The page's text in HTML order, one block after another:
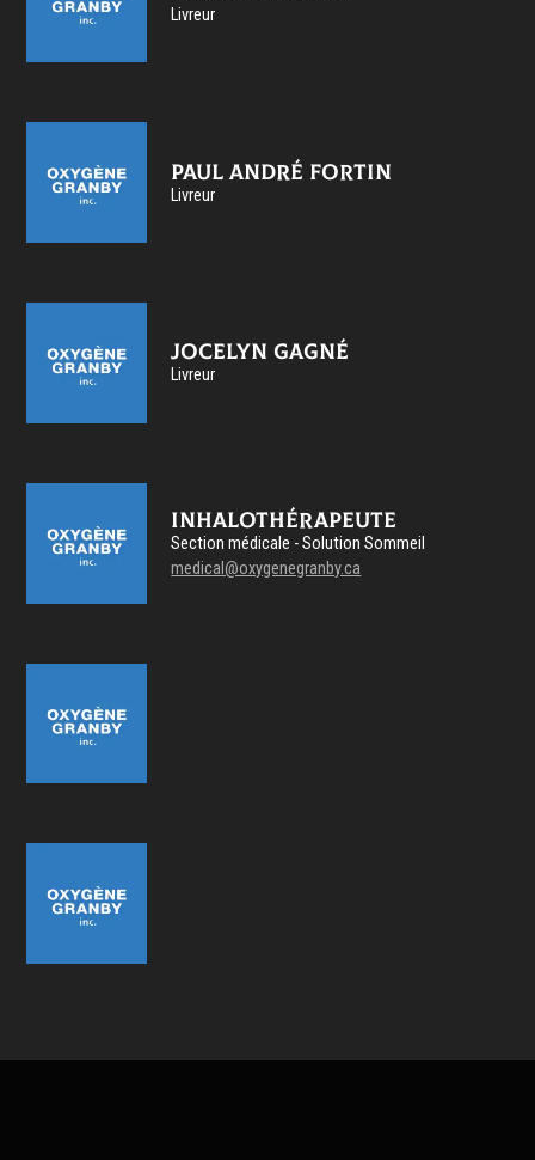
Livreur
Paul André Fortin
Livreur
Jocelyn Gagné
Livreur
Inhalothérapeute
Section médicale - Solution Sommeil
medical@oxygenegranby.ca